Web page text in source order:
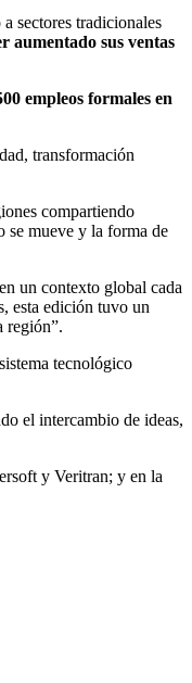
sectores tradicionales
aumentado sus ventas
empleos formales en
transformación
compartiendo
se mueve y la forma de
un contexto global cada
esta edición tuvo un
región”.
tecnológico
el intercambio de ideas,
y Veritran; y en la